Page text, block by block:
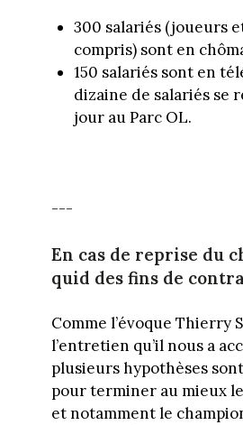
300 salariés (joueurs
compris) sont en
150 salariés sont en
dizaine de salariés se
jour au Parc OL.
---
En cas de reprise du
quid des fins de
Comme l’évoque Thierry
l’entretien qu’il nous a
plusieurs hypothèses
pour terminer au mieux
et notamment le